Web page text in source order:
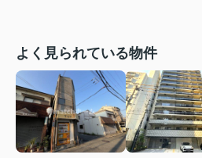
よく見られている物件